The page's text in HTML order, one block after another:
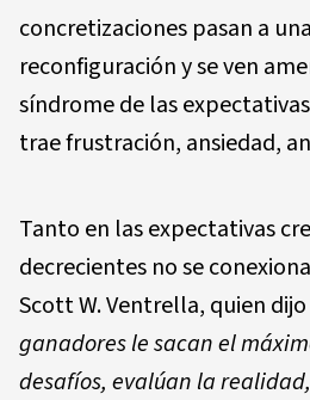
concretizaciones pasan a
reconfiguración y se ven
síndrome de las
trae frustración, ansiedad,
Tanto en las expectativas
decrecientes no se
Scott W. Ventrella, quien
ganadores le sacan el
desafíos, evalúan la